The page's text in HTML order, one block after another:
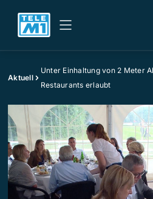
Aktuell
Unter Einhaltung von 2 Meter
Restaurants erlaubt